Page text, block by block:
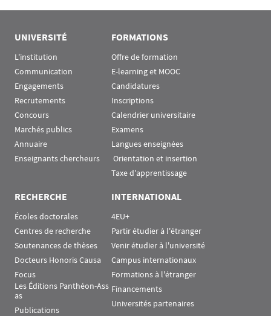
UNIVERSITÉ
L'institution
Communication
Engagements
Recrutements
Concours
Marchés publics
Annuaire
Enseignants chercheurs
FORMATIONS
Offre de formation
E-learning et MOOC
Candidatures
Inscriptions
Calendrier universitaire
Examens
Langues enseignées
Orientation et insertion
Taxe d'apprentissage
RECHERCHE
Écoles doctorales
Centres de recherche
Soutenances de thèses
Docteurs Honoris Causa
Focus
Les Éditions Panthéon-Ass
as
Publications
INTERNATIONAL
4EU+
Partir étudier à l'étranger
Venir étudier à l'université
Campus internationaux
Formations à l'étranger
Financements
Universités partenaires